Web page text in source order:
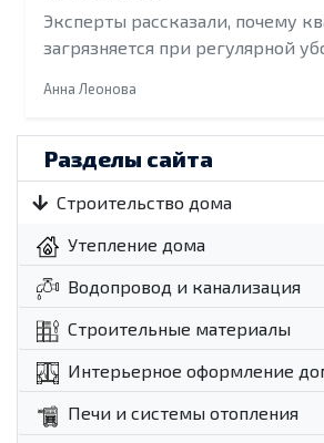
Эксперты рассказали, почему
загрязняется при регулярной
Анна Леонова
Разделы сайта
Строительство дома
Утепление дома
Водопровод и канализация
Строительные материалы
Интерьерное оформление
Печи и системы отопления